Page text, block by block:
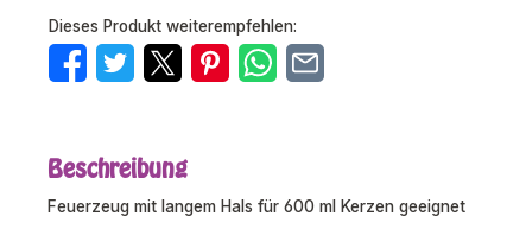
Dieses Produkt weiterempfehlen:
Beschreibung
Feuerzeug mit langem Hals für 600 ml Kerzen geeignet